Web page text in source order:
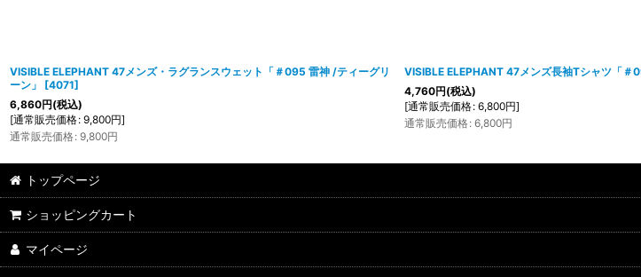
VISIBLE ELEPHANT 47メンズ・ラグランスウェット「＃095 雷神 /ティーグリ
ーン」
[4071]
6,860円(税込)
[通常販売価格: 9,800円]
通常販売価格: 9,800円
VISIBLE ELEPHANT 47メンズ長袖Tシャツ「＃
4,760円(税込)
[通常販売価格: 6,800円]
通常販売価格: 6,800円
トップページ
ショッピングカート
マイページ